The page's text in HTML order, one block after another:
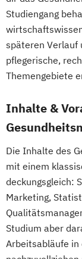
Studiengang
späteren Verlauf
pflegerische,
Themengebiete
Inhalte &
Die Inhalte des
mit einem
deckungsgleich:
Marketing,
Studium aber
Arbeitsabläufe in